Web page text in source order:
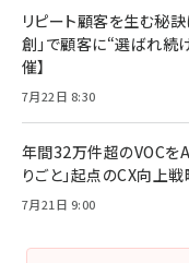
リピート顧客を生む秘訣
創」で顧客に“選ばれ続
催】
7月22日 8:30
年間32万件超のVOCを
りごと」起点のCX向上
7月21日 9:00